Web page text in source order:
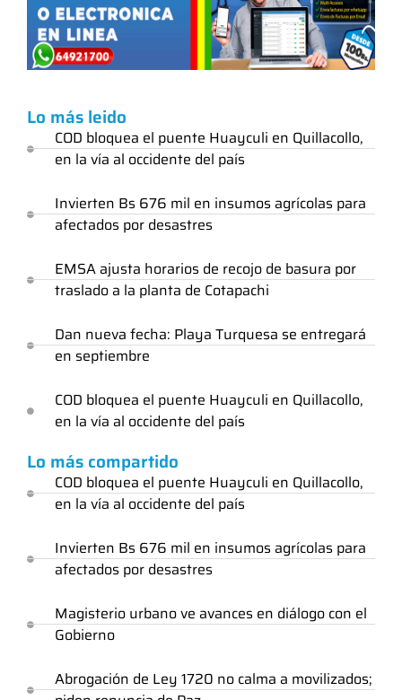
Lo más leido
COD bloquea el puente Huayculi en Quillacollo,
en la vía al occidente del país
Invierten Bs 676 mil en insumos agrícolas para
afectados por desastres
EMSA ajusta horarios de recojo de basura por
traslado a la planta de Cotapachi
Dan nueva fecha: Playa Turquesa se entregará
en septiembre
COD bloquea el puente Huayculi en Quillacollo,
en la vía al occidente del país
Lo más compartido
COD bloquea el puente Huayculi en Quillacollo,
en la vía al occidente del país
Invierten Bs 676 mil en insumos agrícolas para
afectados por desastres
Magisterio urbano ve avances en diálogo con el
Gobierno
Abrogación de Ley 1720 no calma a movilizados;